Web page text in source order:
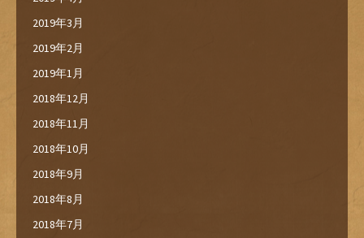
2019年3月
2019年2月
2019年1月
2018年12月
2018年11月
2018年10月
2018年9月
2018年8月
2018年7月